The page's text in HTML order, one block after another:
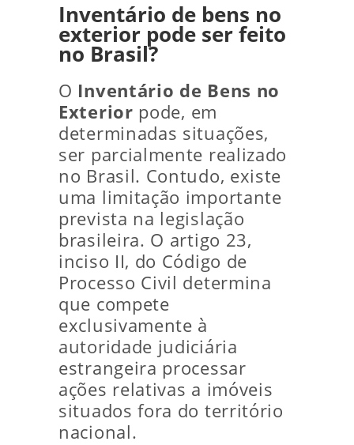
Inventário de bens no
exterior pode ser feito
no Brasil?
O Inventário de Bens no
Exterior pode, em
determinadas situações,
ser parcialmente realizado
no Brasil. Contudo, existe
uma limitação importante
prevista na legislação
brasileira. O artigo 23,
inciso II, do Código de
Processo Civil determina
que compete
exclusivamente à
autoridade judiciária
estrangeira processar
ações relativas a imóveis
situados fora do território
nacional.